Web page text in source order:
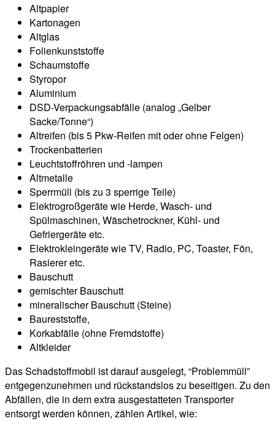
Altpapier
Kartonagen
Altglas
Folienkunststoffe
Schaumstoffe
Styropor
Aluminium
DSD-Verpackungsabfälle (analog „Gelber
Sacke/Tonne“)
Altreifen (bis 5 Pkw-Reifen mit oder ohne Felgen)
Trockenbatterien
Leuchtstoffröhren und -lampen
Altmetalle
Sperrmüll (bis zu 3 sperrige Teile)
Elektrogroßgeräte wie Herde, Wasch- und
Spülmaschinen, Wäschetrockner, Kühl- und
Gefriergeräte etc.
Elektrokleingeräte wie TV, Radio, PC, Toaster, Fön,
Rasierer etc.
Bauschutt
gemischter Bauschutt
mineralischer Bauschutt (Steine)
Baureststoffe,
Korkabfälle (ohne Fremdstoffe)
Altkleider
Das Schadstoffmobil ist darauf ausgelegt, “Problemmüll”
entgegenzunehmen und rückstandslos zu beseitigen. Zu den
Abfällen, die in dem extra ausgestatteten Transporter
entsorgt werden können, zählen Artikel, wie: